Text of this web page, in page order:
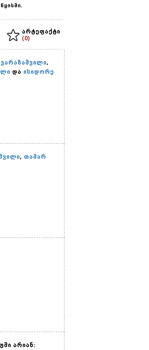
არტეფაქტი
(0)
,
და ისიდორე
, თამარ
არიან: